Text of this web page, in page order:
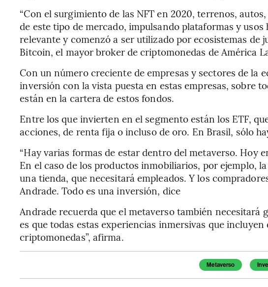
“Con el surgimiento de las NFT en 2020, terrenos,
de este tipo de mercado, impulsando plataformas y
relevante y comenzó a ser utilizado por ecosistemas de
Bitcoin, el mayor broker de criptomonedas de América
Con un número creciente de empresas y sectores de
inversión con la vista puesta en estas empresas, sobre
están en la cartera de estos fondos.
Entre los que invierten en el segmento están los ETF,
acciones, de renta fija o incluso de oro. En Brasil, sólo
“Hay varias formas de estar dentro del metaverso. Hoy
En el caso de los productos inmobiliarios, por ejemplo,
una tienda, que necesitará empleados. Y los
Andrade. Todo es una inversión, dice
Andrade recuerda que el metaverso también
es que todas estas experiencias inmersivas que
criptomonedas”, afirma.
Metaverso